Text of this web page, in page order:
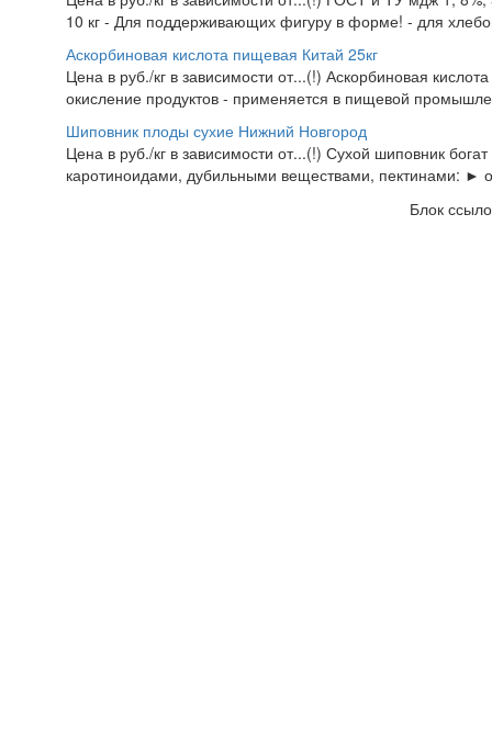
10 кг - Для поддерживающих фигуру в форме! - для
Аскорбиновая кислота пищевая Китай 25кг
Цена в руб./кг в зависимости от...(!) Аскорбиновая
окисление продуктов - применяется в пищевой
Шиповник плоды сухие Нижний Новгород
Цена в руб./кг в зависимости от...(!) Сухой шиповник
каротиноидами, дубильными веществами, пектинами:
Блок